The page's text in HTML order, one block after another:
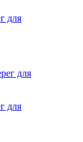
для
для